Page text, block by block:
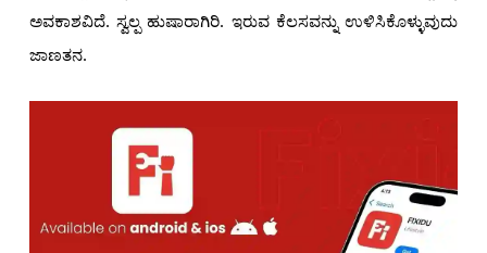
ಅವಕಾಶವಿದೆ. ಸ್ವಲ್ಪ ಹುಷಾರಾಗಿರಿ. ಇರುವ ಕೆಲಸವನ್ನು ಉಳಿಸಿಕೊಳ್ಳುವುದು
ಜಾಣತನ.